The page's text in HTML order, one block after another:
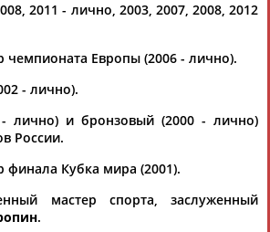
состав комиссии спортсменов
Елена Исинбаева, Анастасия
Моисеев, Светлана Ромашина, Евгений
России по современному
Андрей Макушин
двукратный олимпийский чемпион
должность спортивного директора
2011 - лично, 2003, 2007, 2008, 2012
чемпионата Европы (2006 - лично).
- лично).
лично) и бронзовый (2000 - лично)
России.
финала Кубка мира (2001).
мастер спорта, заслуженный
.